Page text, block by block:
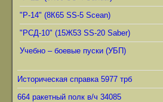
"Р-14" (8К65 SS-5 Scean)
"РСД-10" (15Ж53 SS-20 Saber)
Учебно – боевые пуски (УБП)
Историческая справка 5977 трб
664 ракетный полк в/ч 34085